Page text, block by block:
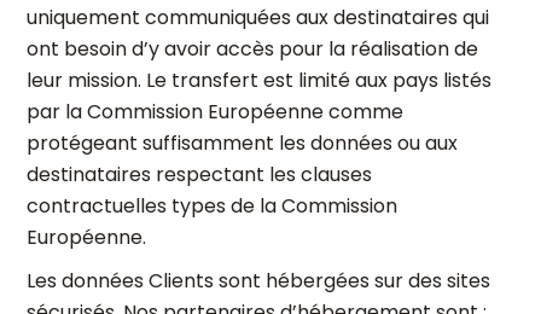
uniquement communiquées aux destinataires qui
ont besoin d’y avoir accès pour la réalisation de
leur mission. Le transfert est limité aux pays listés
par la Commission Européenne comme
protégeant suffisamment les données ou aux
destinataires respectant les clauses
contractuelles types de la Commission
Européenne.
Les données Clients sont hébergées sur des sites